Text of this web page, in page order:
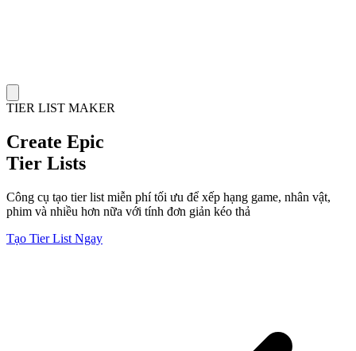
TIER LIST MAKER
Create Epic
Tier Lists
Công cụ tạo tier list miễn phí tối ưu để xếp hạng game, nhân vật,
phim và nhiều hơn nữa với tính đơn giản kéo thả
Tạo Tier List Ngay